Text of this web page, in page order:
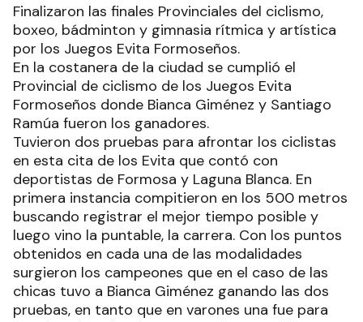
Finalizaron las finales Provinciales del ciclismo,
boxeo, bádminton y gimnasia rítmica y artística
por los Juegos Evita Formoseños.
En la costanera de la ciudad se cumplió el
Provincial de ciclismo de los Juegos Evita
Formoseños donde Bianca Giménez y Santiago
Ramúa fueron los ganadores.
Tuvieron dos pruebas para afrontar los ciclistas
en esta cita de los Evita que contó con
deportistas de Formosa y Laguna Blanca. En
primera instancia compitieron en los 500 metros
buscando registrar el mejor tiempo posible y
luego vino la puntable, la carrera. Con los puntos
obtenidos en cada una de las modalidades
surgieron los campeones que en el caso de las
chicas tuvo a Bianca Giménez ganando las dos
pruebas, en tanto que en varones una fue para